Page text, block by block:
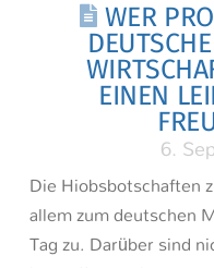
WER
INEN
6.
Die Hiobsbotschaften
allem zum deutschen
Tag zu. Darüber sind